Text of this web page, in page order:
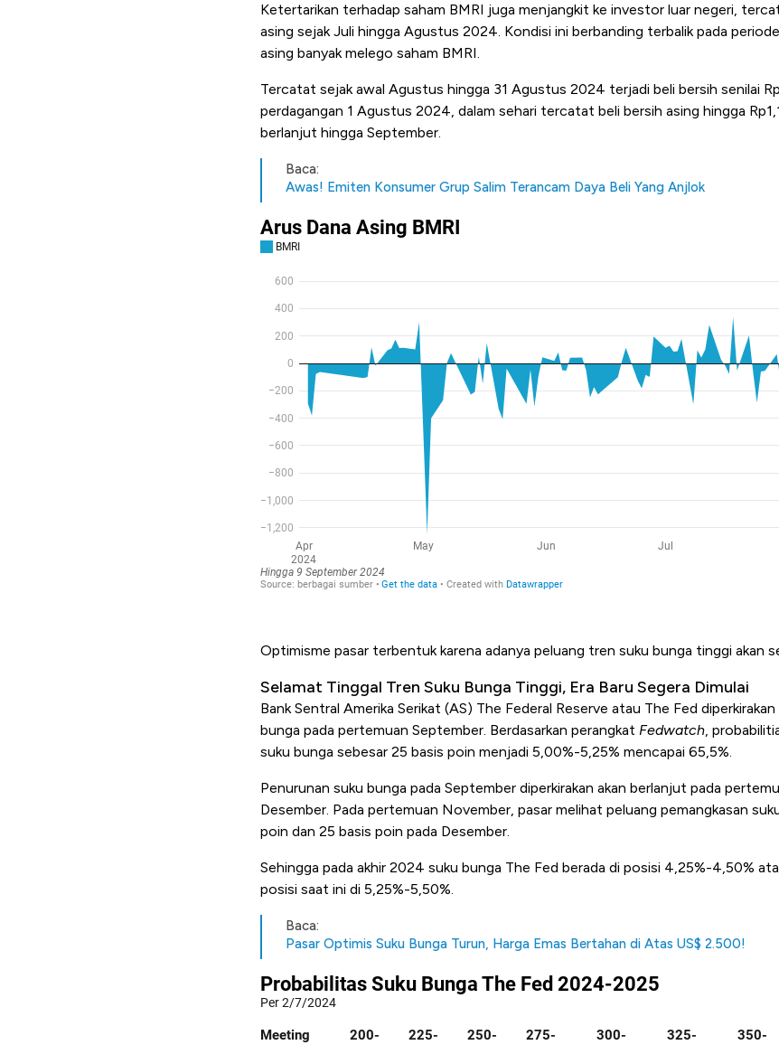
Ketertarikan terhadap saham BMRI juga menjangkit ke investor luar negeri,
asing sejak Juli hingga Agustus 2024. Kondisi ini berbanding terbalik pada
asing banyak melego saham BMRI.
Tercatat sejak awal Agustus hingga 31 Agustus 2024 terjadi beli bersih senilai
perdagangan 1 Agustus 2024, dalam sehari tercatat beli bersih asing hingga
berlanjut hingga September.
Baca:
Awas! Emiten Konsumer Grup Salim Terancam Daya Beli Yang Anjlok
Optimisme pasar terbentuk karena adanya peluang tren suku bunga tinggi akan
Selamat Tinggal Tren Suku Bunga Tinggi, Era Baru Segera Dimulai
Bank Sentral Amerika Serikat (AS) The Federal Reserve atau The Fed
bunga pada pertemuan September. Berdasarkan perangkat Fedwatch,
suku bunga sebesar 25 basis poin menjadi 5,00%-5,25% mencapai 65,5%.
Penurunan suku bunga pada September diperkirakan akan berlanjut pada
Desember. Pada pertemuan November, pasar melihat peluang pemangkasan
poin dan 25 basis poin pada Desember.
Sehingga pada akhir 2024 suku bunga The Fed berada di posisi 4,25%-4,50%
posisi saat ini di 5,25%-5,50%.
Baca:
Pasar Optimis Suku Bunga Turun, Harga Emas Bertahan di Atas US$ 2.500!